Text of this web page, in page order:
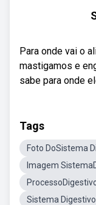
Para onde vai o
mastigamos e
sabe para onde
Tags
Foto DoSistema
Imagem
Sistema